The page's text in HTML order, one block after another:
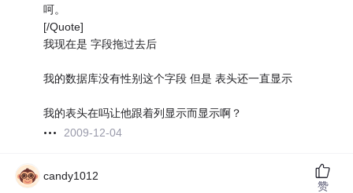
呵。
[/Quote]
我现在是 字段拖过去后
我的数据库没有性别这个字段 但是 表头还一直显示
我的表头在吗让他跟着列显示而显示啊？
2009-12-04
candy1012
赞